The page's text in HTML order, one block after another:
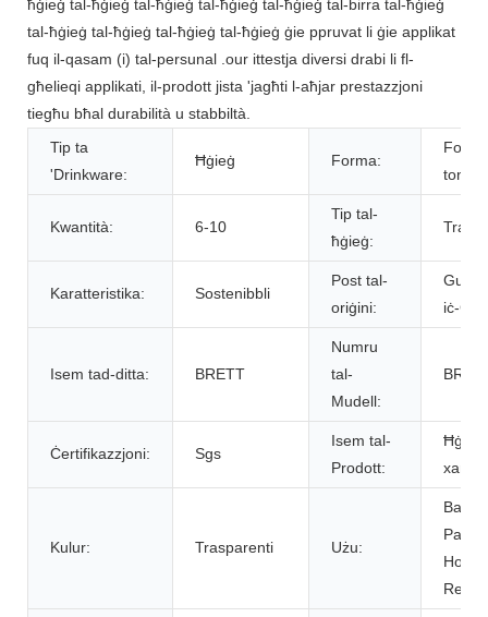
ħġieġ tal-ħġieġ tal-ħġieġ tal-ħġieġ tal-ħġieġ tal-birra tal-ħġieġ
tal-ħġieġ tal-ħġieġ tal-ħġieġ tal-ħġieġ ġie ppruvat li ġie applikat
fuq il-qasam (i) tal-persunal .our ittestja diversi drabi li fl-
għelieqi applikati, il-prodott jista 'jagħti l-aħjar prestazzjoni
tiegħu bħal durabilità u stabbiltà.
Tip ta
'Drinkware:
Ħġieġ Forma:
Forma
Kwantità: 6-10
Tip tal-
ħġieġ:
Karatteristika: Sostenibbli
Post tal-
oriġini:
iċ-
Isem tad-ditta: BRETT
Numru
tal-
Mudell:
Ċertifikazzjoni: Sgs
Isem tal-
Prodott:
Ħġieġ
Kulur: Trasparenti Użu:
Hotel /